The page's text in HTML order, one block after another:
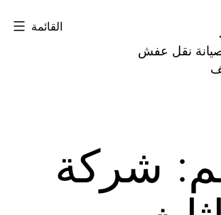
صيانة نقل عفش
القائمة
شركة